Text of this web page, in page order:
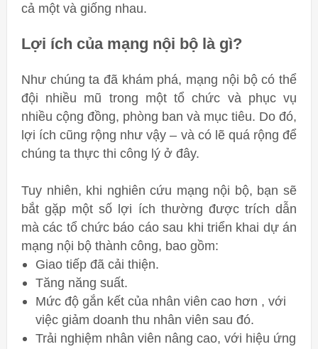
cả một và giống nhau.
Lợi ích của mạng nội bộ là gì?
Như chúng ta đã khám phá, mạng nội bộ có thể
đội nhiều mũ trong một tổ chức và phục vụ
nhiều cộng đồng, phòng ban và mục tiêu. Do đó,
lợi ích cũng rộng như vậy – và có lẽ quá rộng để
chúng ta thực thi công lý ở đây.
Tuy nhiên, khi nghiên cứu mạng nội bộ, bạn sẽ
bắt gặp một số lợi ích thường được trích dẫn
mà các tổ chức báo cáo sau khi triển khai dự án
mạng nội bộ thành công, bao gồm:
Giao tiếp đã cải thiện.
Tăng năng suất.
Mức độ gắn kết của nhân viên cao hơn , với
việc giảm doanh thu nhân viên sau đó.
Trải nghiệm nhân viên nâng cao, với hiệu ứng